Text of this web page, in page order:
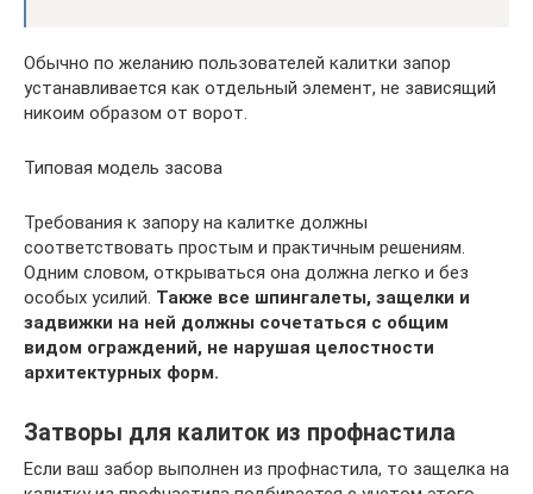
Обычно по желанию пользователей калитки запор
устанавливается как отдельный элемент, не зависящий
никоим образом от ворот.
Типовая модель засова
Требования к запору на калитке должны
соответствовать простым и практичным решениям.
Одним словом, открываться она должна легко и без
особых усилий. Также все шпингалеты, защелки и
задвижки на ней должны сочетаться с общим
видом ограждений, не нарушая целостности
архитектурных форм.
Затворы для калиток из профнастила
Если ваш забор выполнен из профнастила, то защелка на